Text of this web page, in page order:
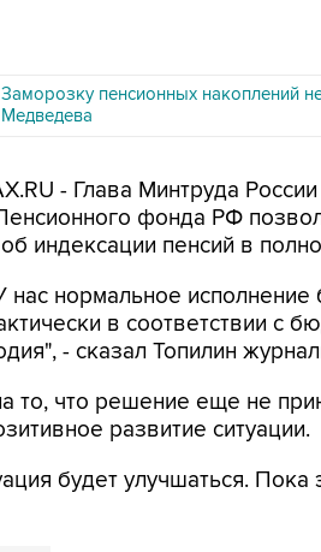
Заморозку пенсионных накоплений
Медведева
- Глава Минтруда
фонда РФ
индексации пенсий в
нас нормальное
в соответствии с
- сказал Топилин
то, что решение еще не
развитие ситуации.
будет улучшаться. Пока